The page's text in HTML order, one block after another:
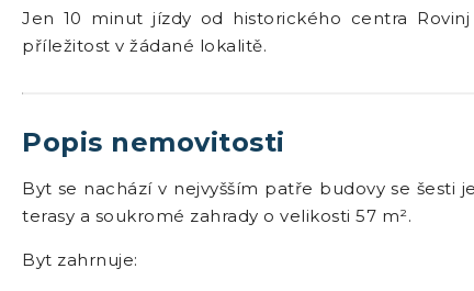
Jen 10 minut jízdy od historického centra
příležitost v žádané lokalitě.
Popis nemovitosti
Byt se nachází v nejvyšším patře budovy se šesti
terasy a soukromé zahrady o velikosti 57 m².
Byt zahrnuje: